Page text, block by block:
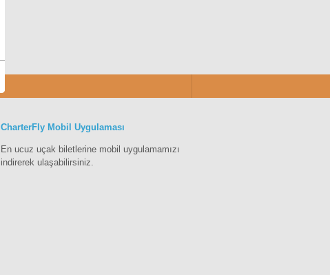
CharterFly Mobil Uygulaması
En ucuz uçak biletlerine mobil uygulamamızı
indirerek ulaşabilirsiniz.